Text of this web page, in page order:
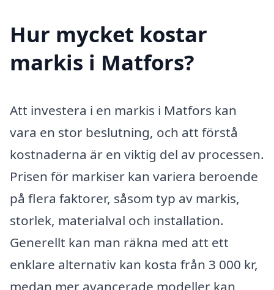
Hur mycket kostar
markis i Matfors?
Att investera i en markis i Matfors kan
vara en stor beslutning, och att förstå
kostnaderna är en viktig del av processen.
Prisen för markiser kan variera beroende
på flera faktorer, såsom typ av markis,
storlek, materialval och installation.
Generellt kan man räkna med att ett
enklare alternativ kan kosta från 3 000 kr,
medan mer avancerade modeller kan